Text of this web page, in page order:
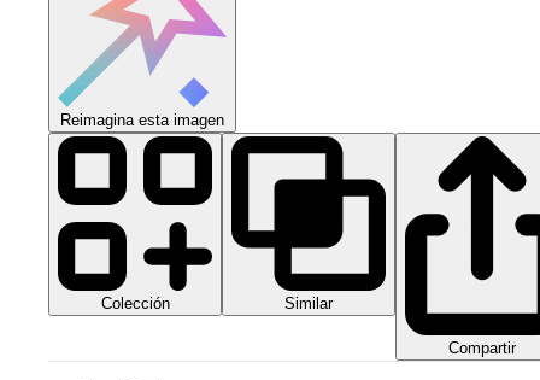
Reimagina esta imagen
Colección Similar
Compartir